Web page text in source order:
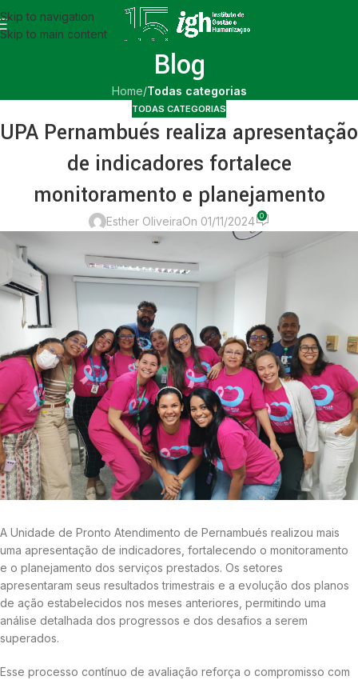
Skip to navigation
Skip to main content
Blog
Home/Todas categorias
TODAS CATEGORIAS
UPA Pernambués realiza apresentação
de indicadores fortalece
monitoramento e planejamento
Esther OliveiraOn 01/11/2024 0
A Unidade de Pronto Atendimento de Pernambués realizou mais
uma apresentação de indicadores, fortalecendo o monitoramento
e o planejamento dos serviços prestados. Os setores
apresentaram seus resultados trimestrais e a evolução dos planos
de ação estabelecidos nos meses anteriores, permitindo uma
análise detalhada dos progressos e dos desafios a serem
superados.
Esse processo contínuo de avaliação reforça o compromisso com